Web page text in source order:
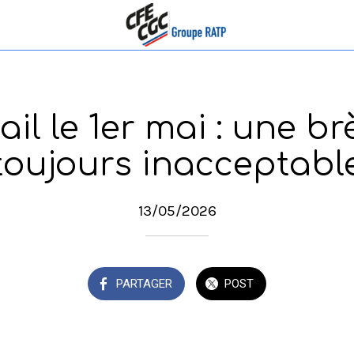
le 1er mai : une
13/05/2026
PARTAGER POST